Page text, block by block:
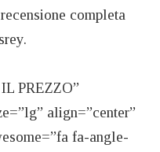
completa
PREZZO”
align=”center”
fa-angle-